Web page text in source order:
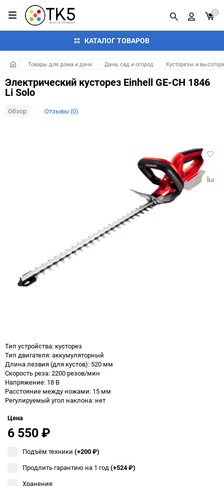
КАТАЛОГ ТОВАРОВ
0
Товары для дома и дачи Дача, сад и огород Кусторезы и
Электрический кусторез Einhell GE-CH 1846
Li Solo
Обзор Отзывы (0)
в
к
Тип устройства: кусторез
Тип двигателя: аккумуляторный
Длина лезвия (для кустов): 520 мм
Скорость реза: 2200 резов/мин
Напряжение: 18 В
Расстояние между ножами: 15 мм
Регулируемый угол наклона: нет
Цена
6 550₽
Подъём техники (+200₽)
Продлить гарантию на 1 год(+524₽)
Хранение